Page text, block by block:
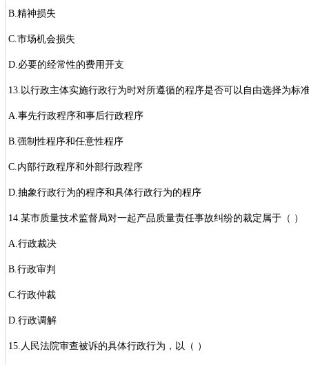
B.精神损失
C.市场机会损失
D.必要的经常性的费用开支
13.以行政主体实施行政行为时对所遵循的程序是否可以自由选择为标
A.事先行政程序和事后行政程序
B.强制性程序和任意性程序
C.内部行政程序和外部行政程序
D.抽象行政行为的程序和具体行政行为的程序
14.某市质量技术监督局对一起产品质量责任事故纠纷的裁定属于（ ）
A.行政裁决
B.行政审判
C.行政仲裁
D.行政调解
15.人民法院审查被诉的具体行政行为，以（ ）